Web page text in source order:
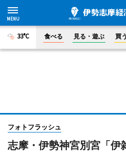
33°C 食べる 見る・遊ぶ 買う
フォトフラッシュ
志摩・伊勢神宮別宮「伊